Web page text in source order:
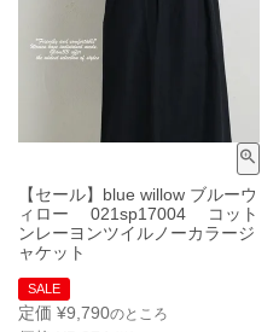
【セール】blue willow ブルーウ
ィロー 021sp17004 コット
ンレーヨンツイルノーカラージ
ャケット
SALE
定価 ¥9,790のところ